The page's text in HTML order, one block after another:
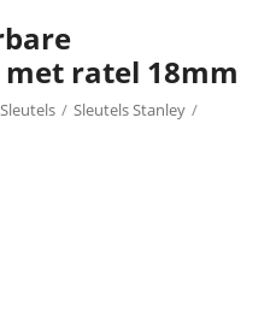
ratel 18mm
Sleutels / Sleutels Stanley /